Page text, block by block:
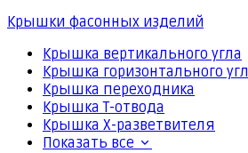
Крышки фасонных изделий
Крышка вертикального угла
Крышка горизонтального
Крышка переходника
Крышка Т-отвода
Крышка Х-разветвителя
Показать все